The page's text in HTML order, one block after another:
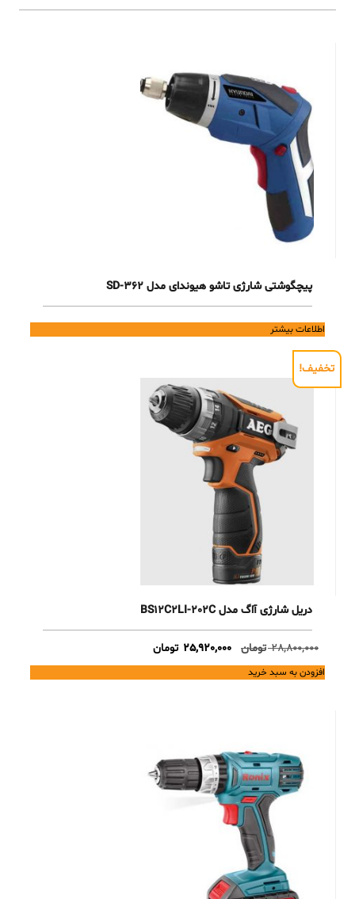
پیچگوشتی شارژی تاشو هیوندای مدل 362-SD
اطلاعات بیشتر
تخفیف!
دریل شارژی آاگ مدل BS12C2LI-202C
28,800,000 تومان
Original
price
was:
25,920,000 تومانCurrent
price
is:
افزودن به سبد خرید